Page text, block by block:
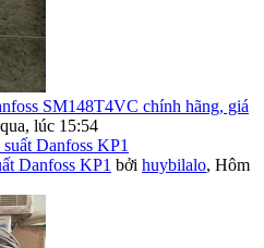
SM148T4VC chính hãng, giá
lúc 15:54
Danfoss KP1 bởi huybilalo, Hôm